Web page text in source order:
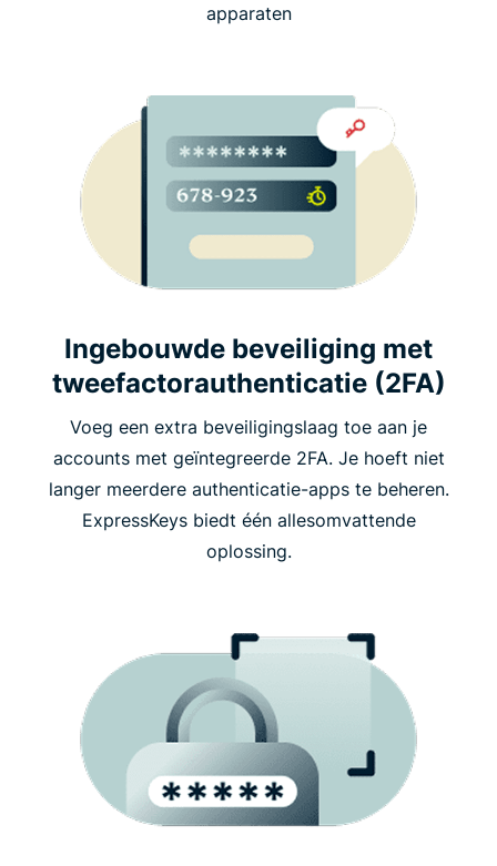
apparaten
Ingebouwde beveiliging met
tweefactorauthenticatie (2FA)
Voeg een extra beveiligingslaag toe aan je
accounts met geïntegreerde 2FA. Je hoeft niet
langer meerdere authenticatie-apps te beheren.
ExpressKeys biedt één allesomvattende
oplossing.